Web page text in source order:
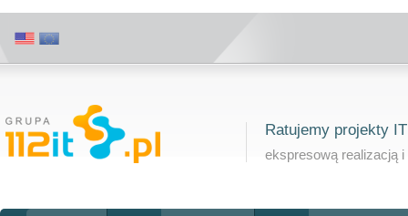
Ratujemy projekty IT
ekspresową realizacją i